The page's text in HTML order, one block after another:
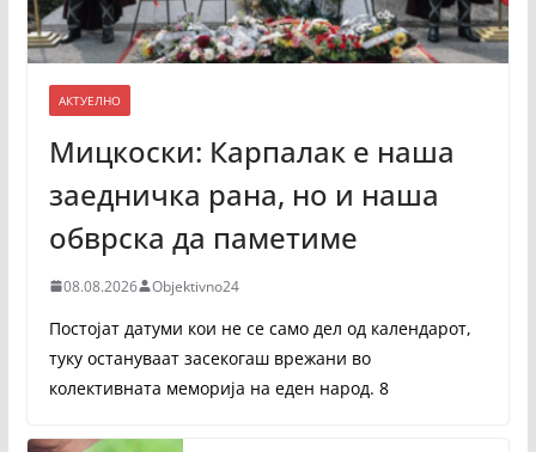
АКТУЕЛНО
Мицкоски: Карпалак е наша
заедничка рана, но и наша
обврска да паметиме
08.08.2026 Objektivno24
Постојат датуми кои не се само дел од календарот,
туку остануваат засекогаш врежани во
колективната меморија на еден народ. 8